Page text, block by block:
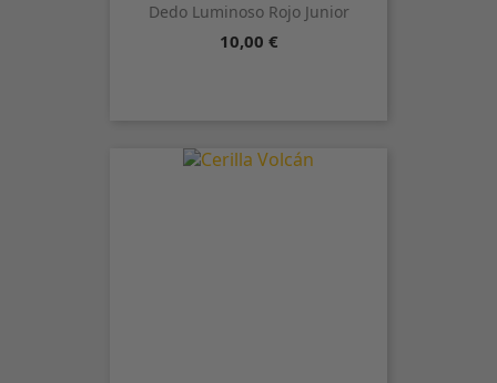
Dedo Luminoso Rojo Junior
Precio
10,00 €